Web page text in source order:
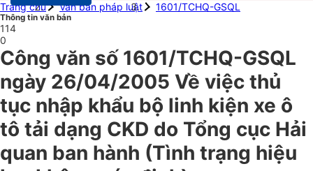
Trang chủ
Văn bản pháp luật 1601/TCHQ-GSQL
Thông tin văn bản
114
0
Công văn số 1601/TCHQ-GSQL
ngày 26/04/2005 Về việc thủ
tục nhập khẩu bộ linh kiện xe ô
tô tải dạng CKD do Tổng cục Hải
quan ban hành (Tình trạng hiệu